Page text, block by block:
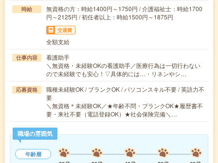
時給
無資格の方：時給1400円～1750円 / 介護福祉士：時給1700
円～2125円 / 初任者以上：時給1500円～1875円
交通費
全額支給
仕事内容
看護助手
＼無資格・未経験OKの看護助手／医療行為は一切行わない
ので未経験でも安心！▽具体的には…・リネンやシ…
応募資格
職種未経験OK / ブランクOK / パソコンスキル不要 / 英語力不
要
＼無資格＊未経験OK／★年齢不問・ブランクOK★履歴書不
要・来社不要（電話登録OK）★社会保険完備＼…
職場の雰囲気
年齢層